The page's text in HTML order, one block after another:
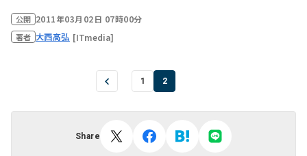
公開 2011年03月02日 07時00分
著者 大西高弘 [ITmedia]
1 2
Share